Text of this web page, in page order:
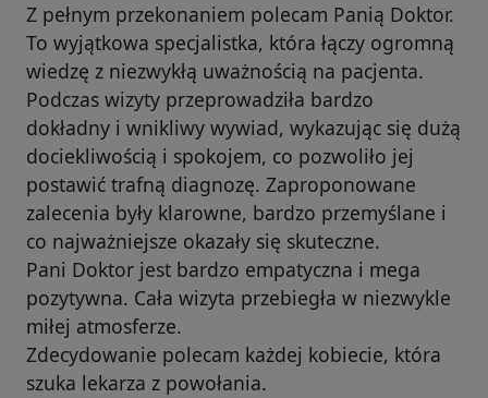
Z pełnym przekonaniem polecam Panią Doktor.
To wyjątkowa specjalistka, która łączy ogromną
wiedzę z niezwykłą uważnością na pacjenta.
Podczas wizyty przeprowadziła bardzo
dokładny i wnikliwy wywiad, wykazując się dużą
dociekliwością i spokojem, co pozwoliło jej
postawić trafną diagnozę. Zaproponowane
zalecenia były klarowne, bardzo przemyślane i
co najważniejsze okazały się skuteczne.
Pani Doktor jest bardzo empatyczna i mega
pozytywna. Cała wizyta przebiegła w niezwykle
miłej atmosferze.
Zdecydowanie polecam każdej kobiecie, która
szuka lekarza z powołania.